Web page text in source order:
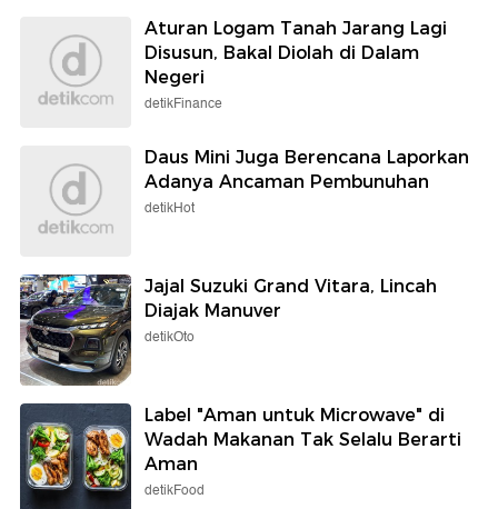
Aturan Logam Tanah Jarang Lagi
Disusun, Bakal Diolah di Dalam
Negeri
detikFinance
Daus Mini Juga Berencana Laporkan
Adanya Ancaman Pembunuhan
detikHot
Jajal Suzuki Grand Vitara, Lincah
Diajak Manuver
detikOto
Label "Aman untuk Microwave" di
Wadah Makanan Tak Selalu Berarti
Aman
detikFood